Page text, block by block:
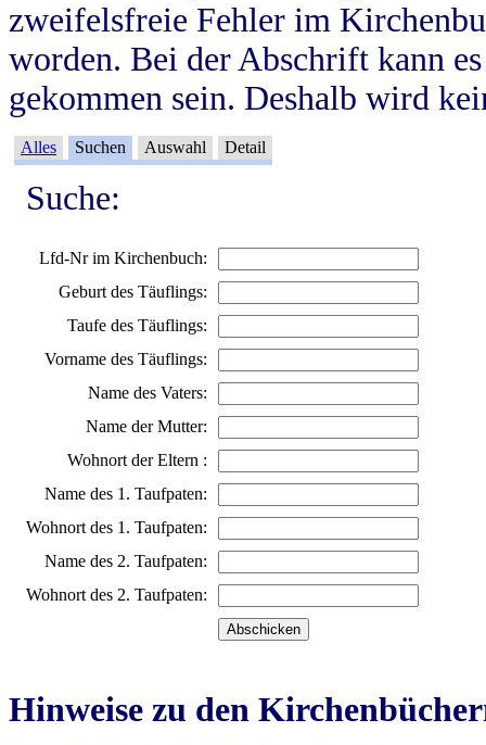
zweifelsfreie Fehler im
worden. Bei der Abschrift kann
gekommen sein. Deshalb wird
Alles Suchen Auswahl Detail
Suche:
Lfd-Nr im Kirchenbuch:
Geburt des Täuflings:
Taufe des Täuflings:
Vorname des Täuflings:
Name des Vaters:
Name der Mutter:
Wohnort der Eltern :
Name des 1. Taufpaten:
Wohnort des 1. Taufpaten:
Name des 2. Taufpaten:
Wohnort des 2. Taufpaten:
Hinweise zu den